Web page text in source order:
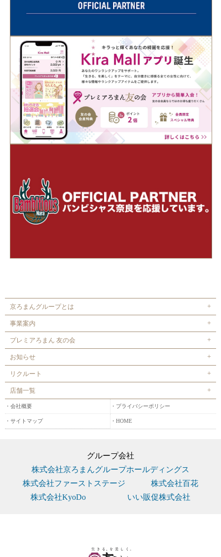
京ろまんグループとは
事業案内
プレミアろまん 友の会
お知らせ
リクルート
店舗一覧
会社概要 プライバシーポリシー
サイトマップ HOME
グループ会社
株式会社京ろまんグループホールディングス
株式会社ファーストステージ
株式会社百花
株式会社KyoDo
いい販促株式会社